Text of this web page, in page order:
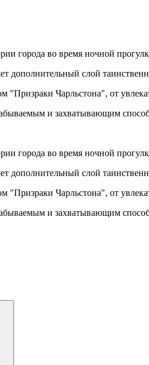
города во время ночной
дополнительный слой
Чарльстона", от
и захватывающим
города во время ночной
дополнительный слой
Чарльстона", от
и захватывающим